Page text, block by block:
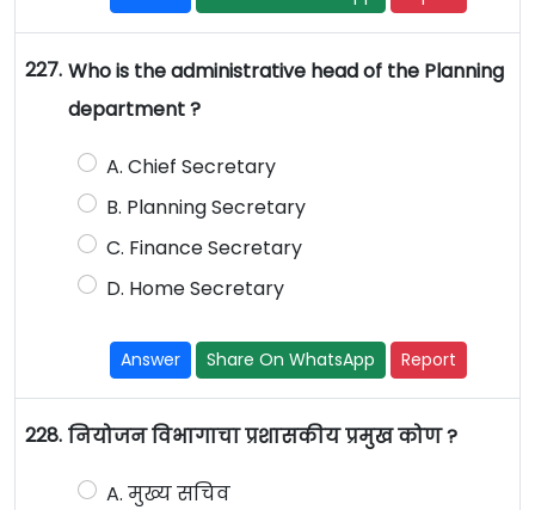
227. Who is the administrative head of the Planning
department ?
A. Chief Secretary
B. Planning Secretary
C. Finance Secretary
D. Home Secretary
Answer Share On WhatsApp Report
228. नियोजन विभागाचा प्रशासकीय प्रमुख कोण ?
A. मुख्य सचिव